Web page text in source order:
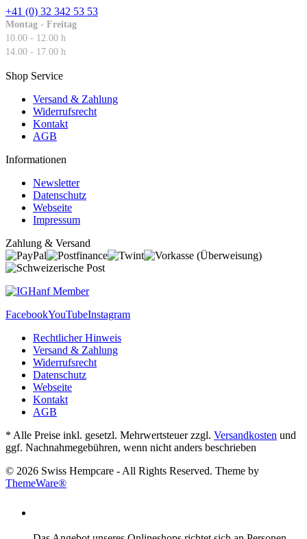
+41 (0) 32 342 53 53
Montag - Freitag
10.00 - 12.00 h
14.00 - 17.00 h
Shop Service
Versand & Zahlung
Widerrufsrecht
Kontakt
AGB
Informationen
Newsletter
Datenschutz
Webseite
Impressum
Zahlung & Versand
FacebookYouTubeInstagram
Rechtlicher Hinweis
Versand & Zahlung
Widerrufsrecht
Datenschutz
Webseite
Kontakt
AGB
* Alle Preise inkl. gesetzl. Mehrwertsteuer zzgl. Versandkosten und
ggf. Nachnahmegebühren, wenn nicht anders beschrieben
© 2026 Swiss Hempcare - All Rights Reserved. Theme by
ThemeWare®